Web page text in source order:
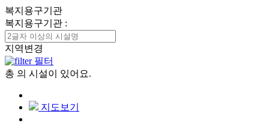
복지용구기관
복지용구기관 :
지역변경
필터
총 의 시설이 있어요.
지도보기